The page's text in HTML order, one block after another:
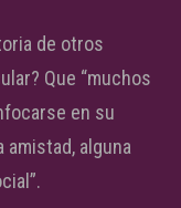
de otros
Que “muchos
en su
amistad, alguna